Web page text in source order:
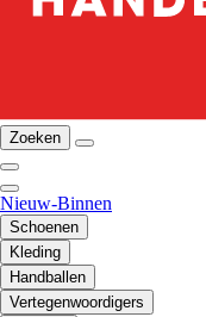
Zoeken
Nieuw-Binnen
Schoenen
Kleding
Handballen
Vertegenwoordigers